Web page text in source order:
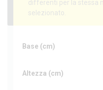
differenti per la stessa
selezionato.
Base (cm)
Altezza (cm)